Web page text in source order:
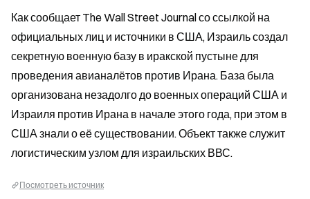
Как сообщает The Wall Street Journal со ссылкой на
официальных лиц и источники в США, Израиль создал
секретную военную базу в иракской пустыне для
проведения авианалётов против Ирана. База была
организована незадолго до военных операций США и
Израиля против Ирана в начале этого года, при этом в
США знали о её существовании. Объект также служит
логистическим узлом для израильских ВВС.
Посмотреть источник